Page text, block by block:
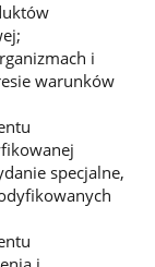
i
warunków
specjalne,